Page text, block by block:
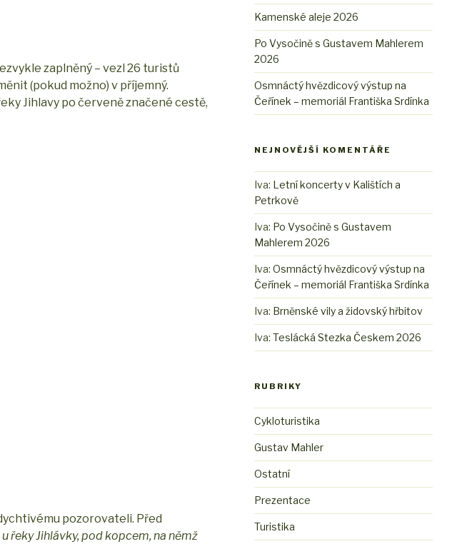
zaplněný – vezl 26 turistů
(pokud možno) v příjemný.
Jihlavy po červeně značené cestě,
pozorovateli. Před
řeky Jihlávky, pod kopcem, na němž
Kamenské aleje 2026
Po Vysočině s Gustavem Mahlerem
2026
Osmnáctý hvězdicový výstup na
Čeřínek – memoriál Františka Srdínka
NEJNOVĚJŠÍ KOMENTÁŘE
Iva: Letní koncerty v Kalištích a
Petrkově
Iva: Po Vysočině s Gustavem
Mahlerem 2026
Iva:Osmnáctý hvězdicový výstup na
Čeřínek – memoriál Františka Srdínka
Iva: Brněnské vily a židovský hřbitov
Iva:Teslácká Stezka Českem 2026
RUBRIKY
Cykloturistika
Gustav Mahler
Ostatní
Prezentace
Turistika